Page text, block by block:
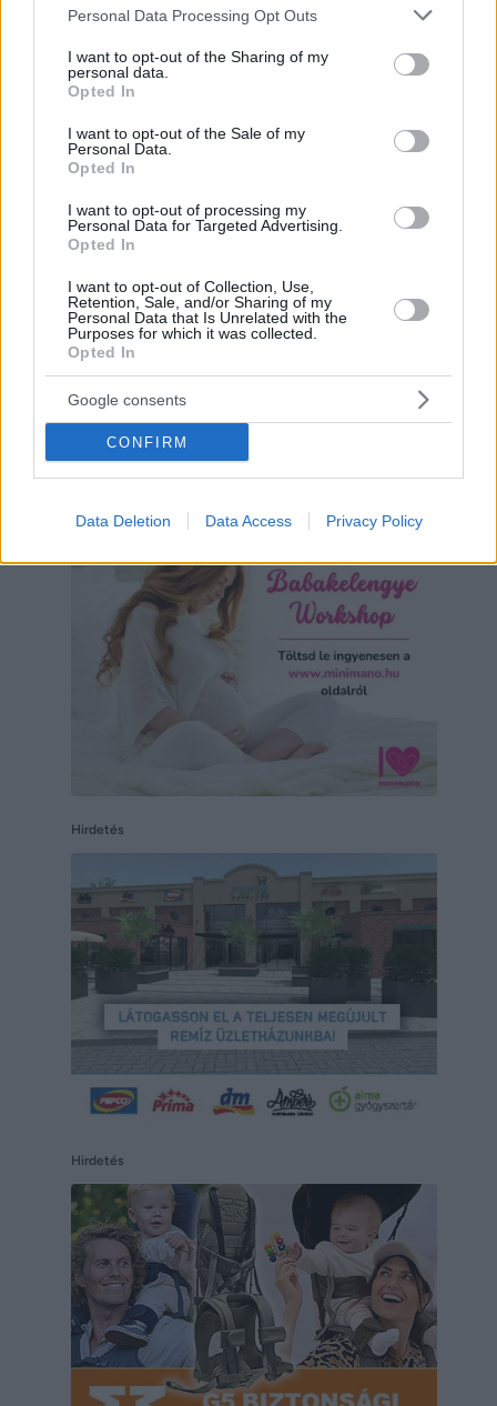
Please note that this website/app uses one or more Google
not limited to your visit or usage behaviour. You may click to
grant or deny consent to Google and its third-party tags to
use your data for below specified purposes in below Google
consent section.
Personal Data Processing Opt Outs
I want to opt-out of the Sharing of my
personal data.
Opted In
I want to opt-out of the Sale of my
Personal Data.
Opted In
I want to opt-out of processing my
Personal Data for Targeted Advertising.
Opted In
I want to opt-out of Collection, Use,
Retention, Sale, and/or Sharing of my
Personal Data that Is Unrelated with the
Purposes for which it was collected.
Opted In
Google consents
CONFIRM
Data Deletion Data Access Privacy Policy
Közben Ukrajna saját „kinetikus
olajipar ellen: „
Oroszország bevételeit, és
Facebook
Reddit
Hirdetés
Hirdetés